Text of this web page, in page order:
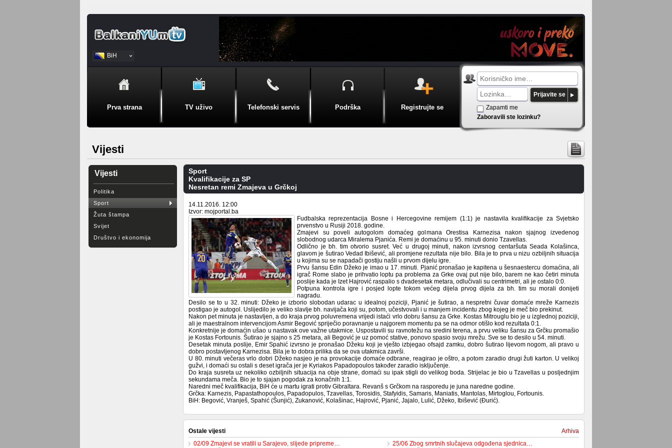
BiH
Srpski
Prva strana TV uživo Telefonski servis Podrška Registrujte se
Prijavite se
Zapamti me
Zaboravili ste lozinku?
Vijesti
Vijesti
Politika
Sport
Žuta štampa
Svijet
Društvo i ekonomija
Sport
Kvalifikacije za SP
Nesretan remi Zmajeva u Grčkoj
14.11.2016. 12:00
Izvor: mojportal.ba
Fudbalska reprezentacija Bosne i Hercegovine remijem (1:1) je nastavila kvalifikacije za Svjetsko
prvenstvo u Rusiji 2018. godine.
Zmajevi su poveli autogolom domaćeg golmana Orestisa Karnezisa nakon sjajnog izvedenog
slobodnog udarca Miralema Pjanića. Remi je domaćinu u 95. minuti donio Tzavellas.
Odlično je bh. tim otvorio susret. Već u drugoj minuti, nakon izvrsnog centaršuta Seada Kolašinca,
glavom je šutirao Vedad Ibišević, ali promjene rezultata nije bilo. Bila je to prva u nizu ozbiljnih situacija
u kojima su se napadači gostiju našli u prvom dijelu igre.
Prvu šansu Edin Džeko je imao u 17. minuti. Pjanić pronašao je kapitena u šesnaestercu domaćina, ali
igrač Rome slabo je prihvatio loptu pa problema za Grke ovaj put nije bilo, barem ne kao četiri minuta
poslije kada je Izet Hajrović raspalio s dvadesetak metara, odlučivali su centrimetri, ali je ostalo 0:0.
Potpuna kontrola igre i posjed lopte tokom većeg dijela prvog dijela za bh. tim su morali donijeti
nagradu.
Desilo se to u 32. minuti: Džeko je izborio slobodan udarac u idealnoj poziciji, Pjanić je šutirao, a nespretni čuvar domaće mreže Karnezis
postigao je autogol. Uslijedilo je veliko slavlje bh. navijača koji su, potom, učestvovali i u manjem incidentu zbog kojeg je meč bio prekinut.
Nakon pet minuta je nastavljen, a do kraja prvog poluvremena vrijedi istaći vrlo dobru šansu za Grke. Kostas Mitrouglu bio je u izglednoj poziciji,
ali je maestralnom intervencijom Asmir Begović spriječio poravnanje u najgorem momentu pa se na odmor otišlo kod rezultata 0:1.
Konkretnije je domaćin ušao u nastavak ove važne utakmice. Uspostavili su ravnotežu na sredini terena, a prvu veliku šansu za Grčku promašio
je Kostas Fortounis. Šutirao je sjajno s 25 metara, ali Begović je uz pomoć stative, ponovo spasio svoju mrežu. Sve se to desilo u 54. minuti.
Desetak minuta poslije, Emir Spahić izvrsno je pronašao Džeku koji je vješto izbjegao ofsajd zamku, dobro šutirao lijevom nogom, ali pravo u
dobro postavljenog Karnezisa. Bila je to dobra prilika da se ova utakmica završi.
U 80. minuti večeras vrlo dobri Džeko nasjeo je na provokacije domaće odbrane, reagirao je oštro, a potom zaradio drugi žuti karton. U velikoj
gužvi, i domaći su ostali s deset igrača jer je Kyriakos Papadopoulos također zaradio isključenje.
Do kraja susreta uz nekoliko ozbiljnih situacija na obje strane, domaći su ipak stigli do velikog boda. Strijelac je bio u Tzavellas u posljednjim
sekundama meča. Bio je to sjajan pogodak za konačnih 1:1.
Naredni meč kvalifikacija, BiH će u martu igrati protiv Gibraltara. Revanš s Grčkom na rasporedu je juna naredne godine.
Grčka: Karnezis, Papastathopoulos, Papadopulos, Tzavellas, Torosidis, Stafyidis, Samaris, Maniatis, Mantolas, Mirtoglou, Fortounis.
BiH: Begović, Vranješ, Spahić (Šunjić), Zukanović, Kolašinac, Hajrović, Pjanić, Jajalo, Lulić, Džeko, Ibišević (Đurić).
Ostale vijesti
Arhiva
02/09 Zmajevi se vratili u Sarajevo, slijede pripreme…
25/06 Zbog smrtnih slučajeva odgođena sjednica…